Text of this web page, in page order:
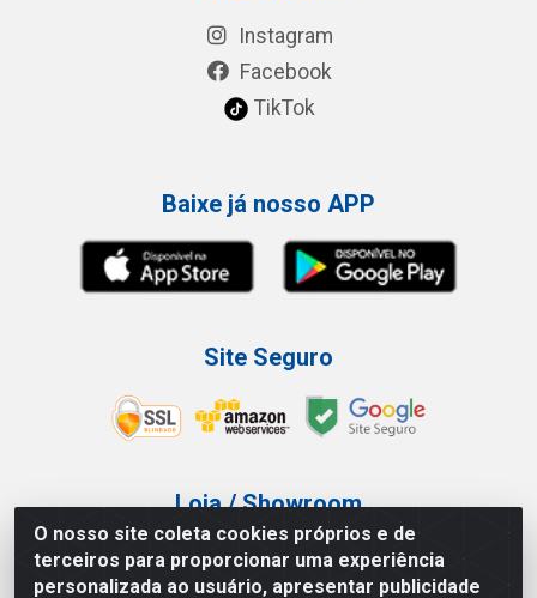
O nosso site coleta cookies próprios e de
terceiros para proporcionar uma experiência
personalizada ao usuário, apresentar publicidade
Instagram
Facebook
TikTok
Baixe já nosso APP
Site Seguro
Loja / Showroom
Tel.: (11) 3227-0546
Av Vautier, 587/597 - Pari - São Paulo/SP